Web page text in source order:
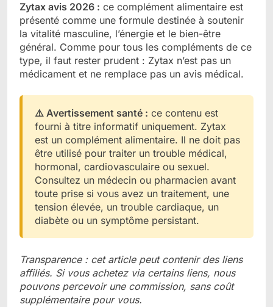
Zytax avis 2026 : ce complément alimentaire est
présenté comme une formule destinée à soutenir
la vitalité masculine, l’énergie et le bien-être
général. Comme pour tous les compléments de ce
type, il faut rester prudent : Zytax n’est pas un
médicament et ne remplace pas un avis médical.
⚠️ Avertissement santé : ce contenu est
fourni à titre informatif uniquement. Zytax
est un complément alimentaire. Il ne doit pas
être utilisé pour traiter un trouble médical,
hormonal, cardiovasculaire ou sexuel.
Consultez un médecin ou pharmacien avant
toute prise si vous avez un traitement, une
tension élevée, un trouble cardiaque, un
diabète ou un symptôme persistant.
Transparence : cet article peut contenir des liens
affiliés. Si vous achetez via certains liens, nous
pouvons percevoir une commission, sans coût
supplémentaire pour vous.